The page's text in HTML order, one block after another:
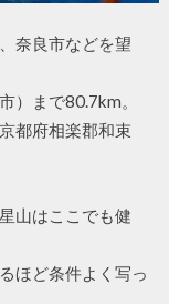
奈良市などを望
）まで80.7km。
都府相楽郡和束
山はここでも健
ほど条件よく写っ